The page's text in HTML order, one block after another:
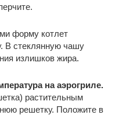
форму котлет
В стеклянную чашу
излишков жира.
на аэрогриле.
растительным
решетку. Положите в